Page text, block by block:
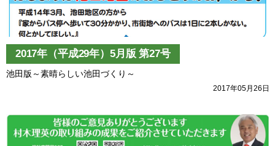
2017年（平成29年）5月版 第27号
池田版～素晴らしい池田づくり～
2017年05月26日